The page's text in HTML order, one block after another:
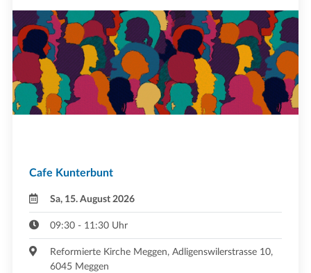
Cafe Kunterbunt
Sa, 15. August 2026
09:30 - 11:30 Uhr
Reformierte Kirche Meggen, Adligenswilerstrasse 10,
6045 Meggen